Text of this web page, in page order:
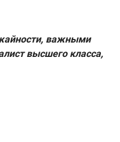
важными
высшего класса,